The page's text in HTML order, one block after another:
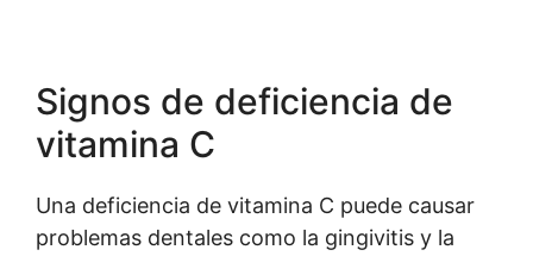
Signos de deficiencia de
vitamina C
Una deficiencia de vitamina C puede causar
problemas dentales como la gingivitis y la